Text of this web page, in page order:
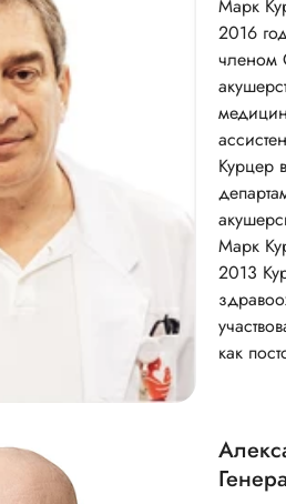
Марк
2016
членом
Курцер
Марк
2013
как